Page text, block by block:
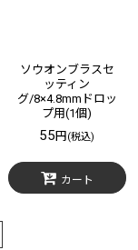
ソウオンブラスセ
ッティン
グ/8×4.8mmドロッ
プ用(1個)
55円 (税込)
カート